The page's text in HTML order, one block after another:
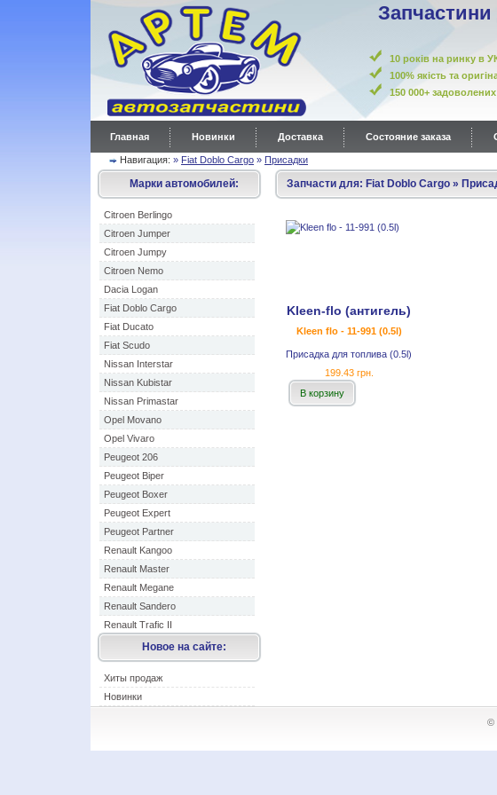
Запчастини
10 років на
100% якість та
150 000+
Главная Новинки Доставка Состояние заказа
Навигация: » Fiat Doblo Cargo » Присадки
Марки автомобилей:
Citroen Berlingo
Citroen Jumper
Citroen Jumpy
Citroen Nemo
Dacia Logan
Fiat Doblo Cargo
Fiat Ducato
Fiat Scudo
Nissan Interstar
Nissan Kubistar
Nissan Primastar
Opel Movano
Opel Vivaro
Peugeot 206
Peugeot Biper
Peugeot Boxer
Peugeot Expert
Peugeot Partner
Renault Kangoo
Renault Master
Renault Megane
Renault Sandero
Renault Trafic II
Новое на сайте:
Хиты продаж
Новинки
Запчасти для: Fiat Doblo Cargo »
Kleen-flo (антигель)
Kleen flo - 11-991 (0.5l)
Присадка для топлива (0.5l)
199.43 грн.
В корзину
©